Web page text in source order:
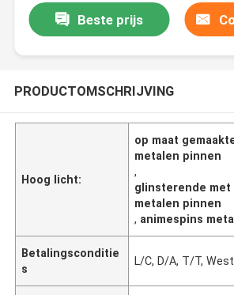
Beste prijs
PRODUCTOMSCHRIJVING
Hoog licht:
op maat
metalen pinnen
,
glinsterende met
metalen pinnen
, animespins
Betalingsconditie
s
L/C, D/A, T/T,